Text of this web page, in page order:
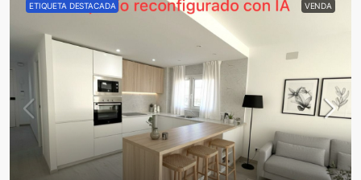
ETIQUETA DESTACADA VENDA